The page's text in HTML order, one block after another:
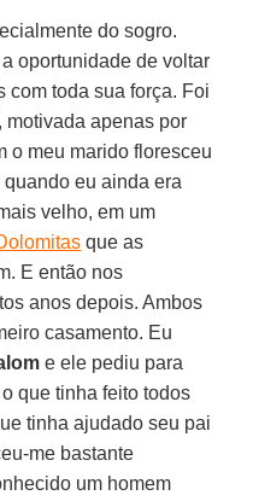
do sogro.
a oportunidade de voltar
com toda sua força. Foi
motivada apenas por
o meu marido floresceu
eu ainda era
velho, em um
que as
E então nos
anos depois. Ambos
casamento. Eu
e ele pediu para
que tinha feito todos
tinha ajudado seu pai
me bastante
um homem